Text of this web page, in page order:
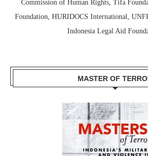
Commission of Human Rights, Tifa
Foundation, HURIDOCS International,
Indonesia Legal Aid
MASTER OF